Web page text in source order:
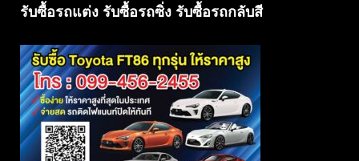
รับซื้อรถแต่ง รับซื้อรถซิ่ง รับซื้อรถกลับสี